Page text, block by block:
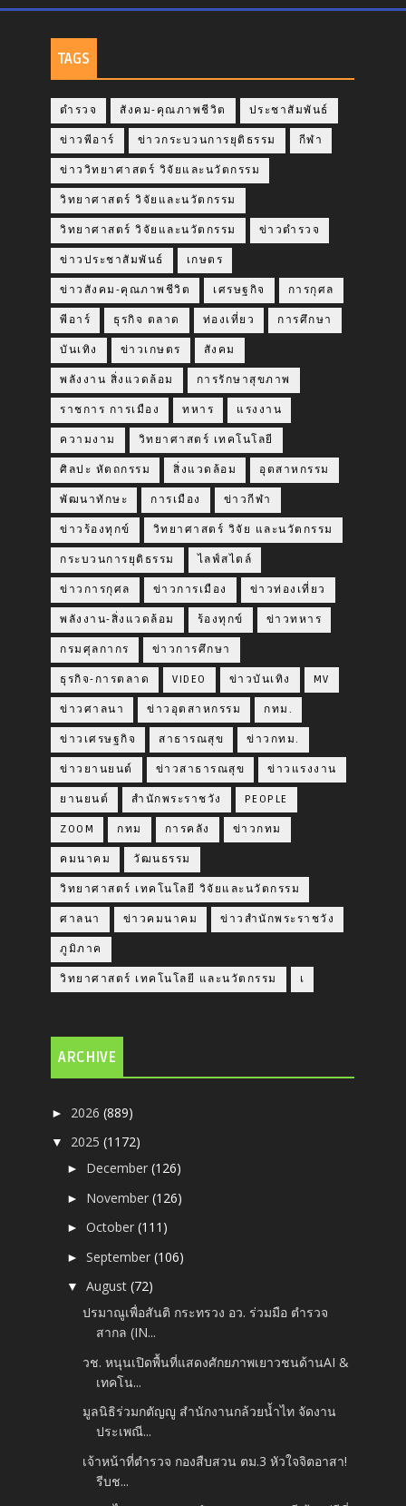
TAGS
ตำรวจ สังคม-คุณภาพชีวิต ประชาสัมพันธ์
ข่าวพีอาร์ ข่าวกระบวนการยุติธรรม กีฬา
ข่าววิทยาศาสตร์ วิจัยและนวัตกรรม
วิทยาศาสตร์ วิจัยและนวัตกรรม
วิทยาศาสตร์ วิจัยและนวัตกรรม ข่าวตำรวจ
ข่าวประชาสัมพันธ์ เกษตร
ข่าวสังคม-คุณภาพชีวิต เศรษฐกิจ การกุศล
พีอาร์ ธุรกิจ ตลาด ท่องเที่ยว การศึกษา
บันเทิง ข่าวเกษตร สังคม
พลังงาน สิ่งแวดล้อม การรักษาสุขภาพ
ราชการ การเมือง ทหาร แรงงาน
ความงาม วิทยาศาสตร์ เทคโนโลยี
ศิลปะ หัตถกรรม สิ่งแวดล้อม อุตสาหกรรม
พัฒนาทักษะ การเมือง ข่าวกีฬา
ข่าวร้องทุกข์ วิทยาศาสตร์ วิจัย และนวัตกรรม
กระบวนการยุติธรรม ไลฟ์สไตล์
ข่าวการกุศล ข่าวการเมือง ข่าวท่องเที่ยว
พลังงาน-สิ่งแวดล้อม ร้องทุกข์ ข่าวทหาร
กรมศุลกากร ข่าวการศึกษา
ธุรกิจ-การตลาด VIDEO ข่าวบันเทิง MV
ข่าวศาลนา ข่าวอุตสาหกรรม กทม.
ข่าวเศรษฐกิจ สาธารณสุข ข่าวกทม.
ข่าวยานยนต์ ข่าวสาธารณสุข ข่าวแรงงาน
ยานยนต์ สำนักพระราชวัง PEOPLE
ZOOM กทม การคลัง ข่าวกทม
คมนาคม วัฒนธรรม
วิทยาศาสตร์ เทคโนโลยี วิจัยและนวัตกรรม
ศาลนา ข่าวคมนาคม ข่าวสำนักพระราชวัง
ภูมิภาค
วิทยาศาสตร์ เทคโนโลยี และนวัตกรรม เ
ARCHIVE
► 2026(889)
▼ 2025(1172)
► December(126)
► November(126)
►October(111)
►September(106)
▼August(72)
ปรมาณูเพื่อสันติ กระทรวง อว. ร่วมมือ ตำรวจ
สากล (IN...
วช. หนุนเปิดพื้นที่แสดงศักยภาพเยาวชนด้านAI &
เทคโน...
มูลนิธิร่วมกตัญญู สำนักงานกล้วยน้ำไท จัดงาน
ประเพณี...
เจ้าหน้าที่ตำรวจ กองสืบสวน ตม.3 หัวใจจิตอาสา!
รีบช...